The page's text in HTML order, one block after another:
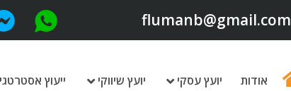
flumanb@gmail.com
אודות יועץ עסקי יועץ שיווקי ייעוץ